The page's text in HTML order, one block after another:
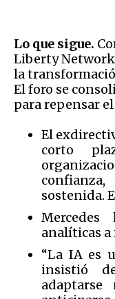
Lo que sigue.
Liberty
la
El foro se
para repensar
El
corto
sostenida.
Mercedes
analíticas
“La IA es
insistió